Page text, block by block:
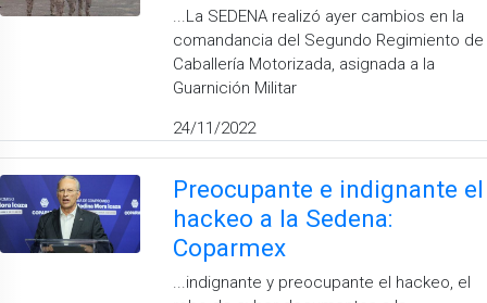
...La SEDENA realizó ayer cambios en la
comandancia del Segundo Regimiento de
Caballería Motorizada, asignada a la
Guarnición Militar
24/11/2022
Preocupante e indignante el
hackeo a la Sedena:
Coparmex
...indignante y preocupante el hackeo, el